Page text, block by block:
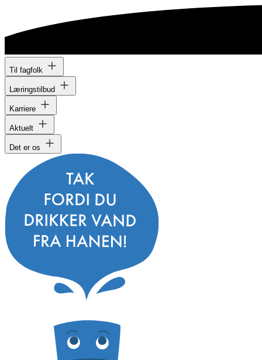
Til fagfolk
Læringstilbud
Karriere
Aktuelt
Det er os